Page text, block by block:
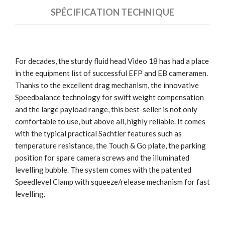
SPÉCIFICATION TECHNIQUE
For decades, the sturdy fluid head Video 18 has had a place
in the equipment list of successful EFP and EB cameramen.
Thanks to the excellent drag mechanism, the innovative
Speedbalance technology for swift weight compensation
and the large payload range, this best-seller is not only
comfortable to use, but above all, highly reliable. It comes
with the typical practical Sachtler features such as
temperature resistance, the Touch & Go plate, the parking
position for spare camera screws and the illuminated
levelling bubble. The system comes with the patented
Speedlevel Clamp with squeeze/release mechanism for fast
levelling.